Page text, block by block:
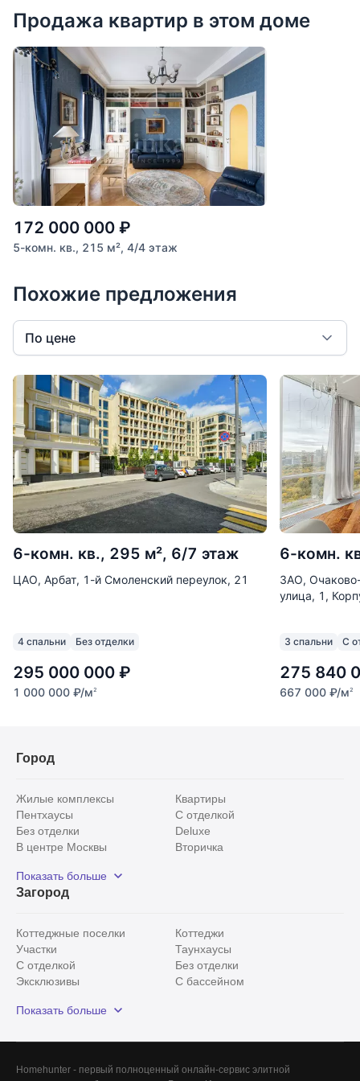
Продажа квартир в этом доме
172 000 000 ₽
5-комн. кв., 215 м², 4/4 этаж
Похожие предложения
По цене
6-комн. кв., 295 м², 6/7 этаж
ЦАО, Арбат, 1-й Смоленский переулок, 21
4 спальни Без отделки
295 000 000 ₽
1 000 000 ₽/м2
6-комн.
ЗАО,
улица, 1,
3 спальни С
275 840
667 000 ₽/м2
Город
Жилые комплексы
Квартиры
Пентхаусы
С отделкой
Без отделки
Deluxe
В центре Москвы
Вторичка
Рядом с парком
С панорамными окнами
Показать больше
Загород
Коттеджные поселки
Коттеджи
Участки
Таунхаусы
С отделкой
Без отделки
Эксклюзивы
С бассейном
Красногорский район
Показать больше
Homehunter - первый полноценный онлайн-сервис элитной
Все